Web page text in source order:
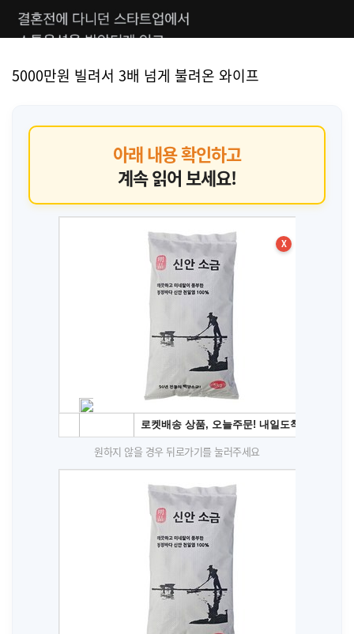
5000만원 빌려서 3배 넘게 불려온 와이프
아래 내용 확인하고
계속 읽어 보세요!
X
원하지 않을 경우 뒤로가기를 눌러주세요